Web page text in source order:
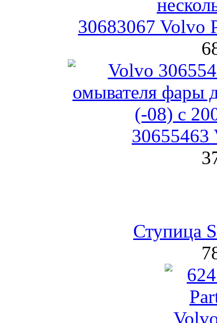
30683067 Volvo
30655463
Ступица